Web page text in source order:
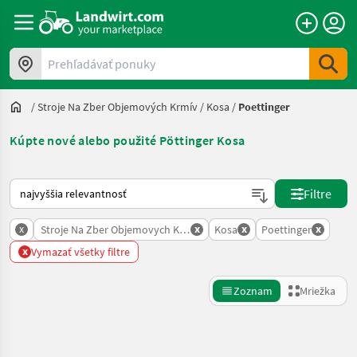
Prehľadávať ponuky
/Stroje Na Zber Objemových Krmív / Kosa / Poettinger
Kúpte nové alebo použité Pöttinger Kosa
Takto sa vykonáva triedenie na Landwirt.com
Filtre
x Stroje Na Zber Objemovych Krmiv
x Kosa x Poettinger x
x Vymazať všetky filtre
Zoznam Mriežka